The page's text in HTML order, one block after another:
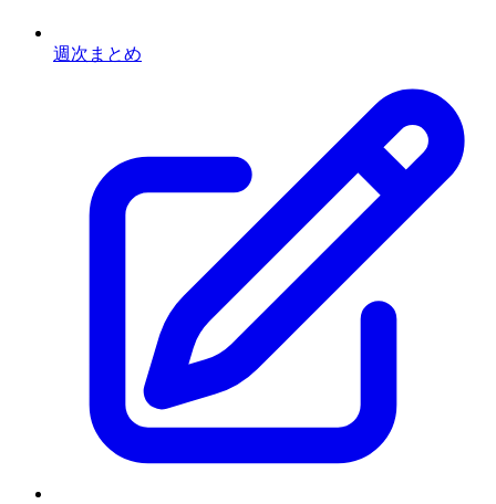
週次まとめ